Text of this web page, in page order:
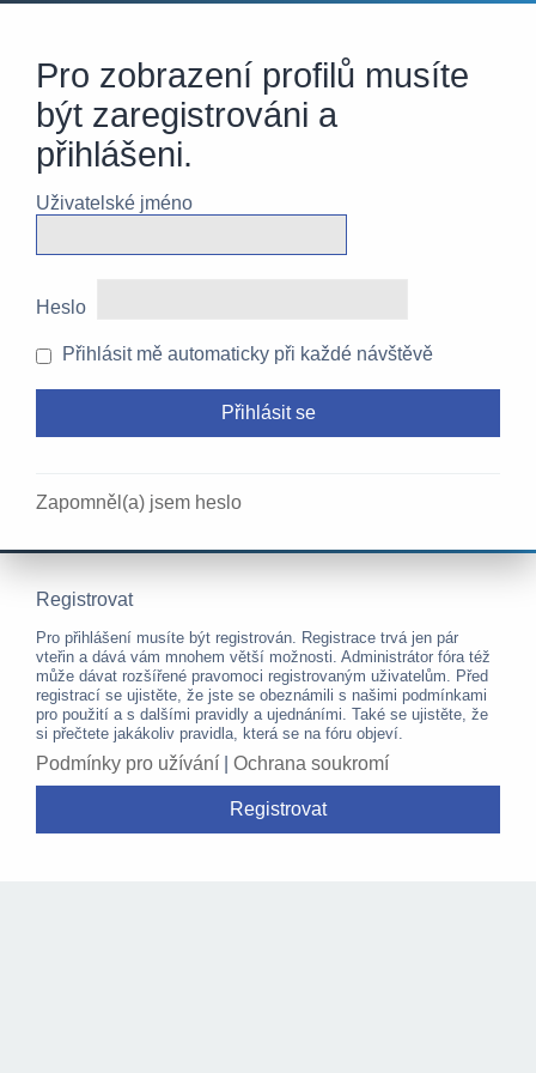
Pro zobrazení profilů musíte
být zaregistrováni a
přihlášeni.
Uživatelské jméno
Heslo
Přihlásit mě automaticky při každé návštěvě
Zapomněl(a) jsem heslo
Registrovat
Pro přihlášení musíte být registrován. Registrace trvá jen pár
vteřin a dává vám mnohem větší možnosti. Administrátor fóra též
může dávat rozšířené pravomoci registrovaným uživatelům. Před
registrací se ujistěte, že jste se obeznámili s našimi podmínkami
pro použití a s dalšími pravidly a ujednáními. Také se ujistěte, že
si přečtete jakákoliv pravidla, která se na fóru objeví.
Podmínky pro užívání Ochrana soukromí
Registrovat